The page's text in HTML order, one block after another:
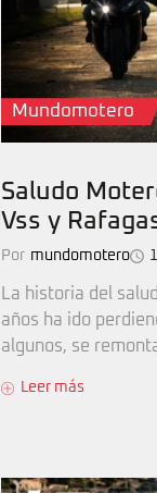
Mundomotero
Saludo
Vss y
Por mundomotero
La historia del
años ha ido
algunos, se
Leer más